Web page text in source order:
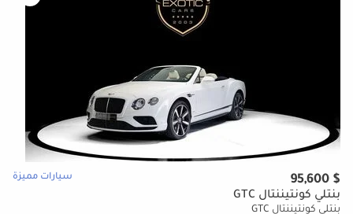
$ 95,600 سيارات مميزة
بنتلي كونتيننتال GTC
بنتلي كونتيننتال GTC